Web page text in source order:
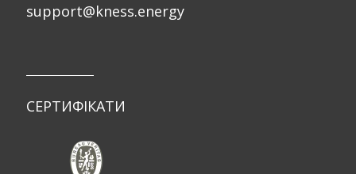
support@kness.energy
СЕРТИФІКАТИ